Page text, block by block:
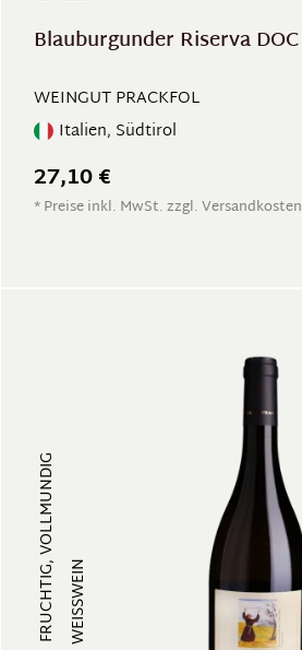
Blauburgunder Riserva DOC
WEINGUT PRACKFOL
Italien, Südtirol
27,10 €
* Preise inkl. MwSt. zzgl. Versandkosten
FRUCHTIG, VOLLMUNDIG WEISSWEIN